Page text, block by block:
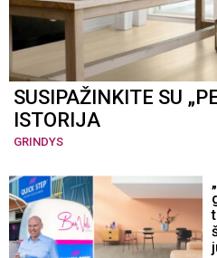
SUSIPAŽINKITE SU
ISTORIJA
GRINDYS